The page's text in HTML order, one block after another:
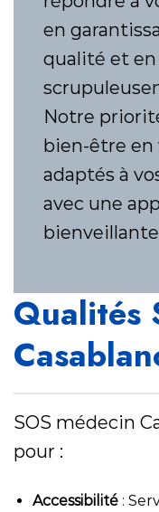
en
qualité et
Notre
bien-être en
adaptés à
avec une
bienveillante
Qualités
SOS médecin
pour :
Accessibilité: